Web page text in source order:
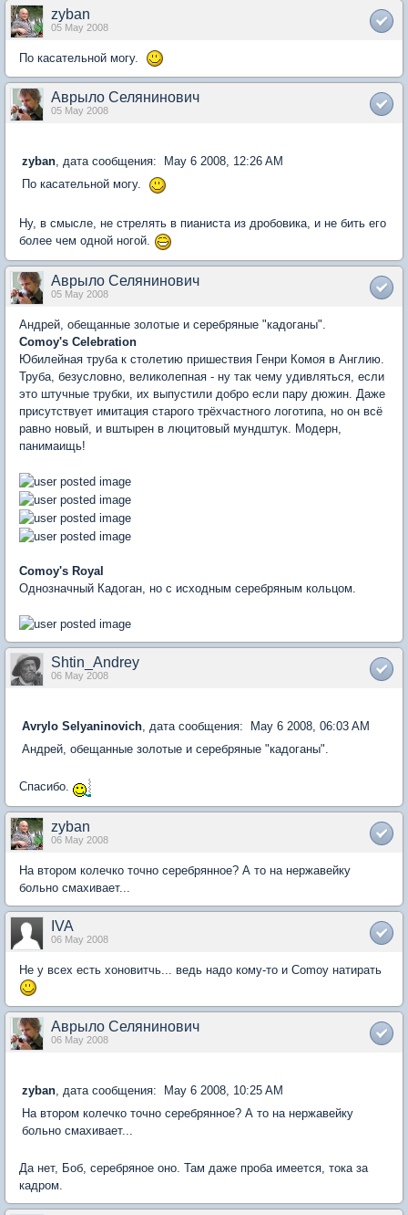
zyban
05 May 2008
По касательной могу.
Аврыло Селянинович
05 May 2008
zyban, дата сообщения: May 6 2008, 12:26 AM
По касательной могу.
Ну, в смысле, не стрелять в пианиста из дробовика, и не бить его
более чем одной ногой.
Аврыло Селянинович
05 May 2008
Андрей, обещанные золотые и серебряные "кадоганы".
Comoy's Celebration
Юбилейная труба к столетию пришествия Генри Комоя в Англию.
Труба, безусловно, великолепная - ну так чему удивляться, если
это штучные трубки, их выпустили добро если пару дюжин. Даже
присутствует имитация старого трёхчастного логотипа, но он всё
равно новый, и вштырен в люцитовый мундштук. Модерн,
панимаищь!
Comoy's Royal
Однозначный Кадоган, но с исходным серебряным кольцом.
Shtin_Andrey
06 May 2008
Avrylo Selyaninovich , дата сообщения: May 6 2008, 06:03 AM
Андрей, обещанные золотые и серебряные "кадоганы".
Спасибо.
zyban
06 May 2008
На втором колечко точно серебрянное? А то на нержавейку
больно смахивает...
IVA
06 May 2008
Не у всех есть хоновитчь... ведь надо кому-то и Comoy натирать
Аврыло Селянинович
06 May 2008
zyban, дата сообщения: May 6 2008, 10:25 AM
На втором колечко точно серебрянное? А то на нержавейку
больно смахивает...
Да нет, Боб, серебряное оно. Там даже проба имеется, тока за
кадром.